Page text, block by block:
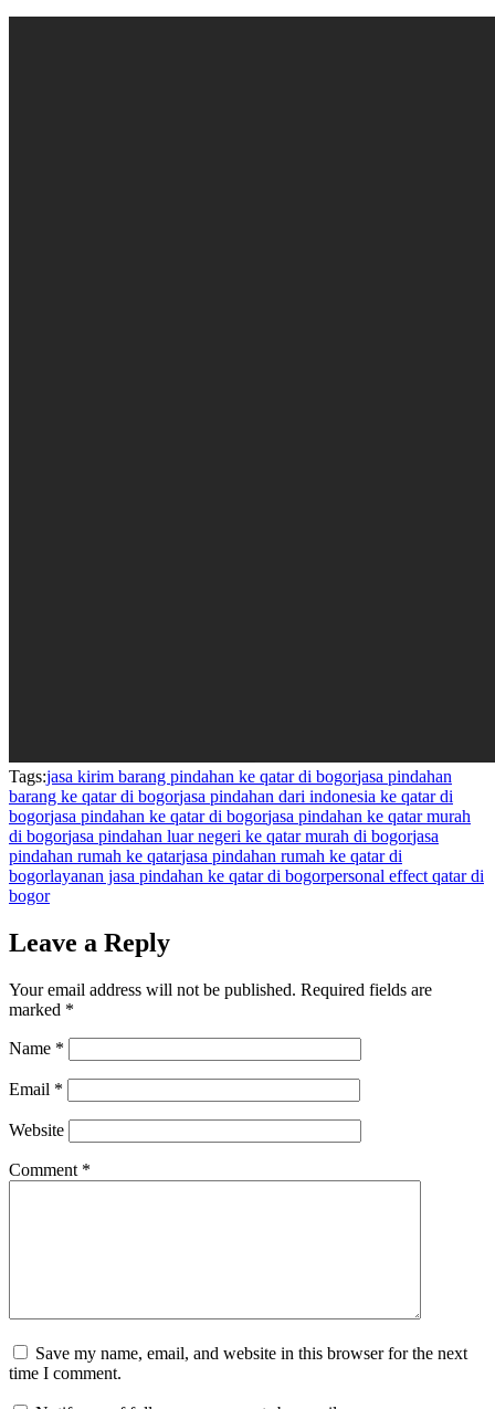
Tags:jasa kirim barang pindahan ke qatar di bogorjasa pindahan
barang ke qatar di bogorjasa pindahan dari indonesia ke qatar di
bogorjasa pindahan ke qatar di bogorjasa pindahan ke qatar murah
di bogorjasa pindahan luar negeri ke qatar murah di bogorjasa
pindahan rumah ke qatarjasa pindahan rumah ke qatar di
bogorlayanan jasa pindahan ke qatar di bogorpersonal effect qatar di
bogor
Leave a Reply
Your email address will not be published. Required fields are
marked *
Name *
Email *
Website
Comment *
Save my name, email, and website in this browser for the next
time I comment.